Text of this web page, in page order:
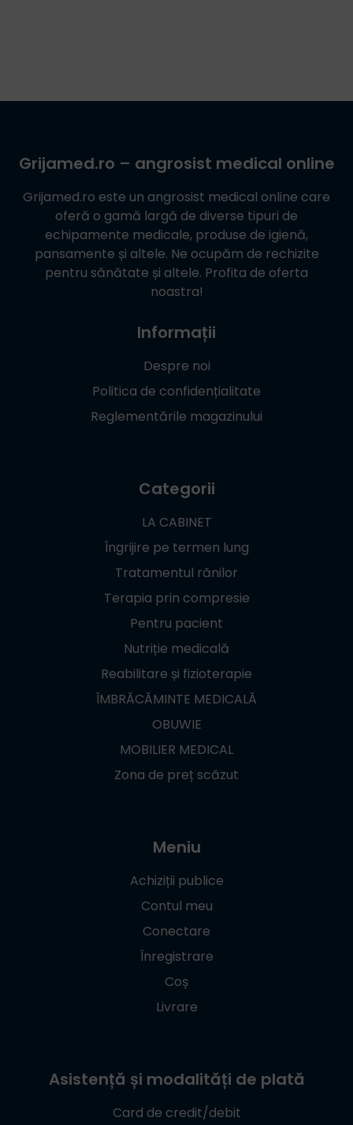
Grijamed.ro – angrosist medical online
Grijamed.ro este un angrosist medical online care
oferă o gamă largă de diverse tipuri de
echipamente medicale, produse de igienă,
pansamente și altele. Ne ocupăm de rechizite
pentru sănătate și altele. Profita de oferta
noastra!
Informații
Despre noi
Politica de confidențialitate
Reglementările magazinului
Categorii
LA CABINET
Îngrijire pe termen lung
Tratamentul rănilor
Terapia prin compresie
Pentru pacient
Nutriție medicală
Reabilitare și fizioterapie
ÎMBRĂCĂMINTE MEDICALĂ
OBUWIE
MOBILIER MEDICAL
Zona de preț scăzut
Meniu
Achiziții publice
Contul meu
Conectare
Înregistrare
Coș
Livrare
Asistență și modalități de plată
Card de credit/debit